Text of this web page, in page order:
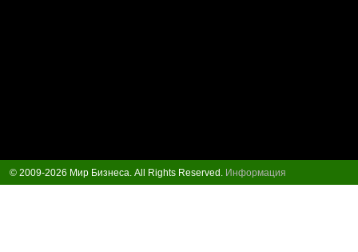
© 2009-2026 Мир Бизнеса. All Rights Reserved. Информация